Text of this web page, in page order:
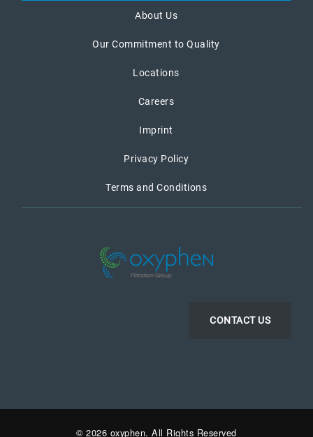
About Us
Our Commitment to Quality
Locations
Careers
Imprint
Privacy Policy
Terms and Conditions
CONTACT US
© 2026 oxyphen. All Rights Reserved